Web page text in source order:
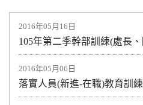
2016年05月16日
2016年05月06日
落實人員(新進-在職)教育訓練